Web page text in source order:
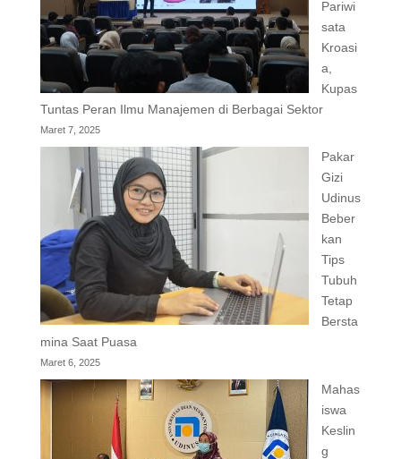
Pariwi
sata
Kroasi
a,
Kupas
Tuntas Peran Ilmu Manajemen di Berbagai Sektor
Maret 7, 2025
Pakar
Gizi
Udinus
Beber
kan
Tips
Tubuh
Tetap
Bersta
mina Saat Puasa
Maret 6, 2025
Mahas
iswa
Keslin
g